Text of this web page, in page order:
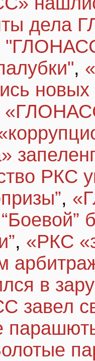
дела
,
РКС
,
“Боевой”
, «РКС
в
завел